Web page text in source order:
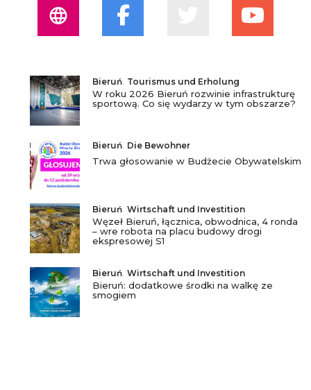
Bieruń Tourismus und Erholung
W roku 2026 Bieruń rozwinie infrastrukturę
sportową. Co się wydarzy w tym obszarze?
Bieruń Die Bewohner
Trwa głosowanie w Budżecie Obywatelskim
Bieruń Wirtschaft und Investition
Węzeł Bieruń, łącznica, obwodnica, 4 ronda
– wre robota na placu budowy drogi
ekspresowej S1
Bieruń Wirtschaft und Investition
Bieruń: dodatkowe środki na walkę ze
smogiem